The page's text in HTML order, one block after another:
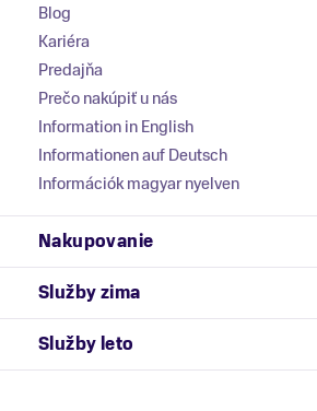
Blog
Kariéra
Predajňa
Prečo nakúpiť u nás
Information in English
Informationen auf Deutsch
Információk magyar nyelven
Nakupovanie
Služby zima
Služby leto